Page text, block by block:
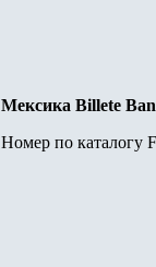
Мексика Billete
Номер по каталогу